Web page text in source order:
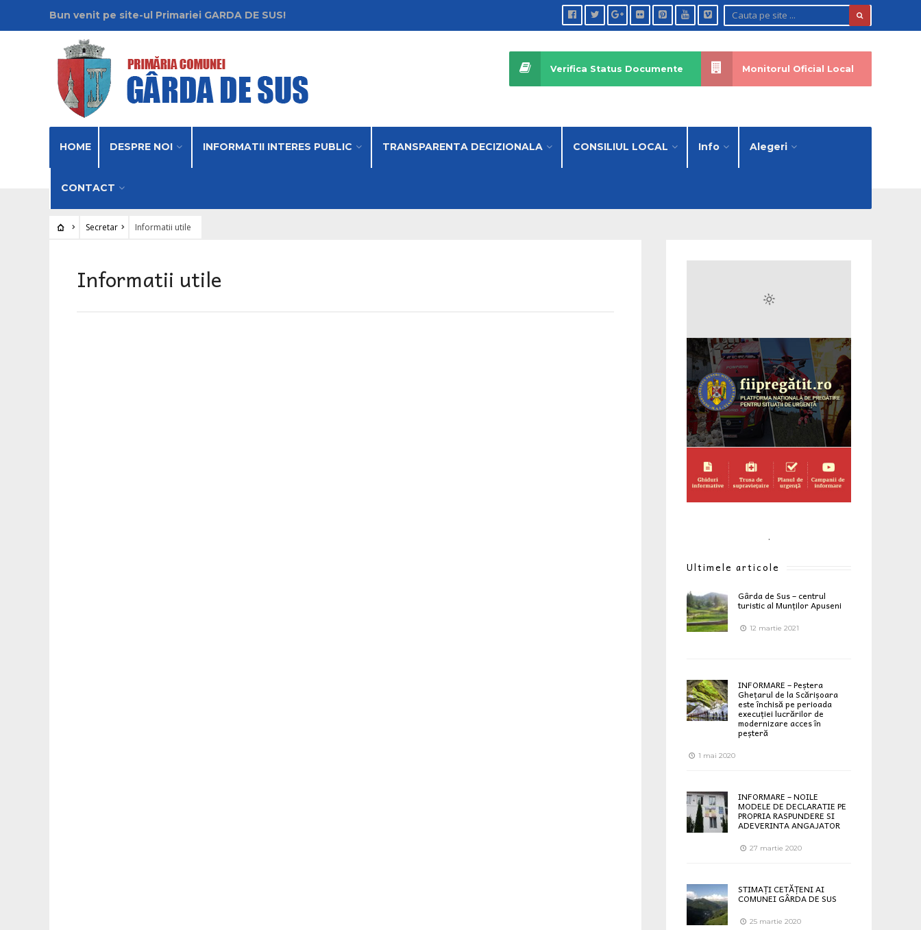
Bun venit pe site-ul Primariei GARDA DE SUS!
HOME DESPRE NOI INFORMATII INTERES PUBLIC TRANSPARENTA DECIZIONALA CONSILIUL LOCAL Info Alegeri
CONTACT
Verifica Status Documente Monitorul Oficial Local
Secretar Informatii utile
Informatii utile
.
Ultimele articole
Gârda de Sus – centrul
turistic al Munților Apuseni
12 martie 2021
INFORMARE – Peștera
Ghețarul de la Scărișoara
este închisă pe perioada
execuției lucrărilor de
modernizare acces în
peșteră
1 mai 2020
INFORMARE – NOILE
MODELE DE DECLARATIE PE
PROPRIA RASPUNDERE SI
ADEVERINTA ANGAJATOR
27 martie 2020
STIMAȚI CETĂȚENI AI
COMUNEI GÂRDA DE SUS
25 martie 2020